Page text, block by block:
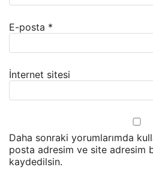
E-posta *
İnternet sitesi
Daha sonraki yorumlarımda
posta adresim ve site adresim
kaydedilsin.